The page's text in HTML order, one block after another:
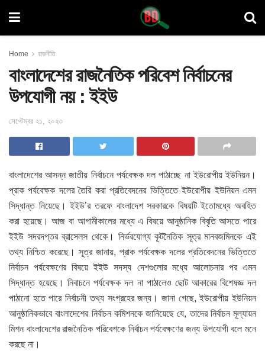
Home রাজনীতি
বাংলাদেশের রাজনৈতিক পরিবেশ নির্বাচনের
উপযোগী নয় : ইইউ
সেপ্টেম্বর ২১, ২০২৩
বাংলাদেশের আসন্ন জাতীয় নির্বাচনে পর্যবেক্ষক দল পাঠাচ্ছে না ইউরোপীয় ইউনিয়ন।
প্রাক পর্যবেক্ষক দলের তৈরি করা প্রতিবেদনের ভিত্তিতে ইউরোপীয় ইউনিয়ন এমন
সিদ্ধান্ত নিয়েছে। ইইউ’র তরফে বাংলাদেশ সরকারকে বিষয়টি ইতোমধ্যে অবহিত
করা হয়েছে। আজ বা আগামীকালের মধ্যে এ বিষয়ে আনুষ্ঠানিক বিবৃতি আসতে পারে
ইইউ সদরদপ্তর ব্রাসেলস থেকে। নির্ভরযোগ্য কূটনৈতিক সূত্র মানবজমিনকে এই
তথ্য নিশ্চিত করেছে। সূত্র জানায়, প্রাক পর্যবেক্ষক দলের প্রতিবেদনের ভিত্তিতে
নির্বাচন পর্যবেক্ষণের বিষয়ে ইইউ সদস্য দেশগুলোর মধ্যে আলোচনার পর এমন
সিদ্ধান্ত হয়েছে। নিবাচনে পর্যবেক্ষক দল না পাঠালেও ছোট আকারের বিশেষজ্ঞ দল
পাঠানো হতে পারে নির্বাচনী তথ্য সংগ্রহের জন্য। জানা গেছে, ইউরোপীয় ইউনিয়ন
আনুষ্ঠানিকভাবে বাংলাদেশের নির্বাচন কমিশনকে জানিয়েছে যে, তাদের নির্বাচন মূল্যায়ন
মিশন বাংলাদেশের রাজনৈতিক পরিবেশকে নির্বাচন পর্যবেক্ষণের জন্য উপযোগী বলে মনে
করছে না।